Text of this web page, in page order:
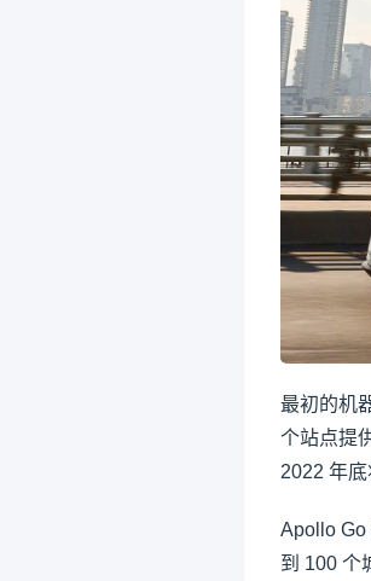
最初的机
个站点提
2022 年底
Apollo Go
到 100 个